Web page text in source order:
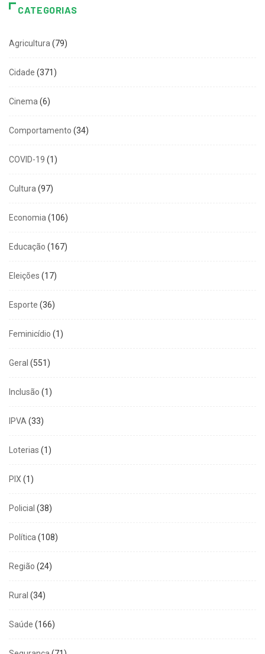
CATEGORIAS
Agricultura (79)
Cidade (371)
Cinema (6)
Comportamento (34)
COVID-19 (1)
Cultura (97)
Economia (106)
Educação (167)
Eleições (17)
Esporte (36)
Feminicídio (1)
Geral (551)
Inclusão (1)
IPVA (33)
Loterias (1)
PIX (1)
Policial (38)
Política (108)
Região (24)
Rural (34)
Saúde (166)